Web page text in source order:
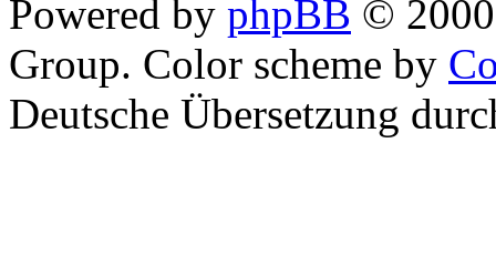
Powered by phpBB ©
Group. Color scheme by
Deutsche Übersetzung